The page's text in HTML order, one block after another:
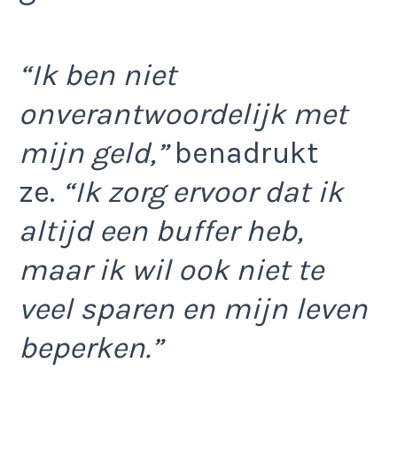
“Ik ben niet
onverantwoordelijk met
mijn geld,”benadrukt
ze. “Ik zorg ervoor dat ik
altijd een buffer heb,
maar ik wil ook niet te
veel sparen en mijn leven
beperken.”